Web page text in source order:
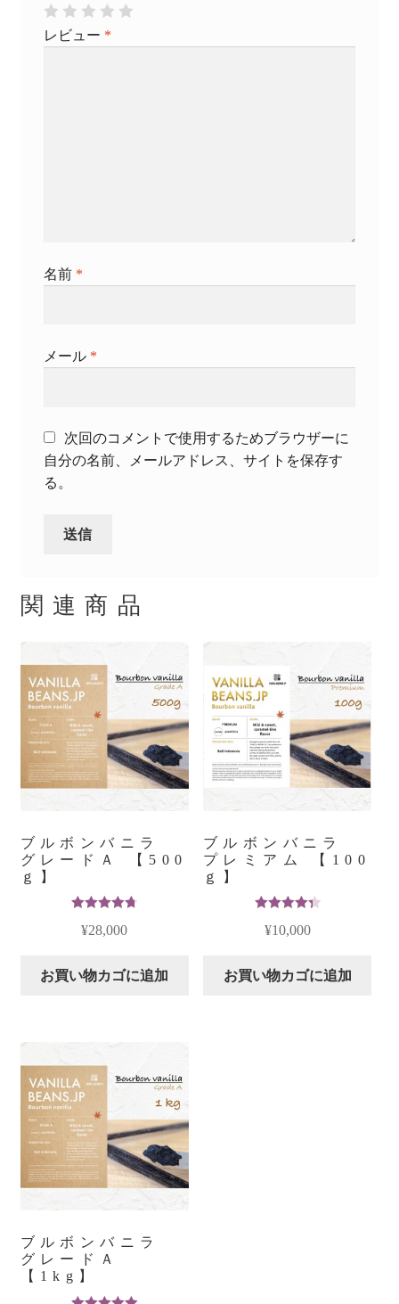
レビュー *
名前 *
メール *
次回のコメントで使用するためブラウザーに
自分の名前、メールアドレス、サイトを保存す
る。
関連商品
ブルボンバニラ
グレードＡ 【500
ｇ】
の評価
¥28,000
お買い物カゴに追加
ブルボンバニラ
プレミアム 【100
ｇ】
の評
¥10,000
お買い物カゴに追加
ブルボンバニラ
グレードＡ
【1kg】